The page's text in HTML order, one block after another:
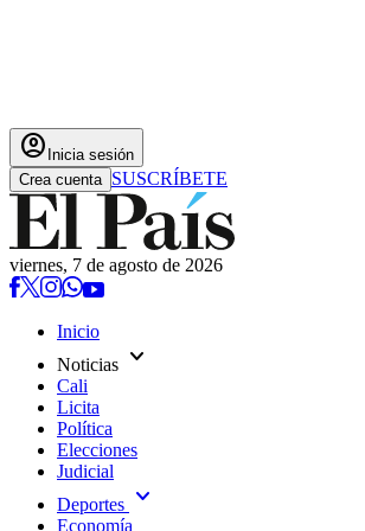
account_circle Inicia sesión
Crea cuenta SUSCRÍBETE
viernes, 7 de agosto de 2026
Inicio
Noticias expand_more
Cali
Licita
Política
Elecciones
Judicial
Deportes expand_more
Economía